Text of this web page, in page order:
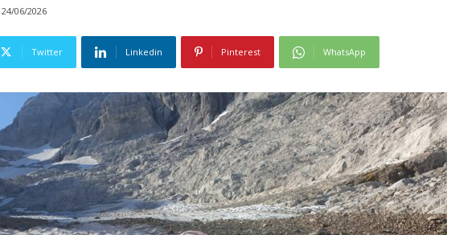
24/06/2026
Twitter Linkedin Pinterest WhatsApp